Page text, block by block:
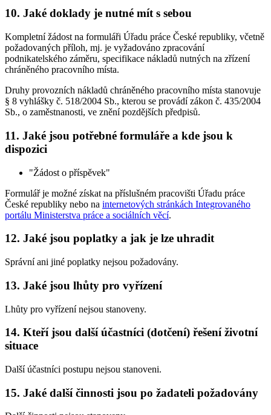
10. Jaké doklady je nutné mít s sebou
Kompletní žádost na formuláři Úřadu práce České republiky, včetně
požadovaných příloh, mj. je vyžadováno zpracování
podnikatelského záměru, specifikace nákladů nutných na zřízení
chráněného pracovního místa.
Druhy provozních nákladů chráněného pracovního místa stanovuje
§ 8 vyhlášky č. 518/2004 Sb., kterou se provádí zákon č. 435/2004
Sb., o zaměstnanosti, ve znění pozdějších předpisů.
11. Jaké jsou potřebné formuláře a kde jsou k
dispozici
"Žádost o příspěvek"
Formulář je možné získat na příslušném pracovišti Úřadu práce
České republiky nebo na internetových stránkách Integrovaného
portálu Ministerstva práce a sociálních věcí.
12. Jaké jsou poplatky a jak je lze uhradit
Správní ani jiné poplatky nejsou požadovány.
13. Jaké jsou lhůty pro vyřízení
Lhůty pro vyřízení nejsou stanoveny.
14. Kteří jsou další účastníci (dotčení) řešení životní
situace
Další účastníci postupu nejsou stanoveni.
15. Jaké další činnosti jsou po žadateli požadovány